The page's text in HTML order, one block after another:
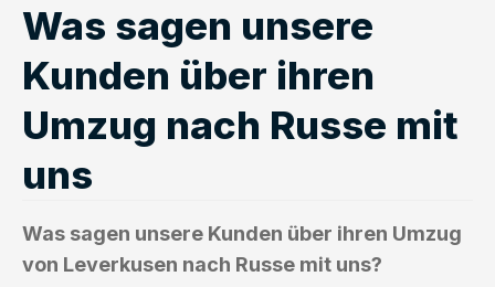
Was sagen unsere
Kunden über ihren
Umzug nach Russe mit
uns
Was sagen unsere Kunden über ihren Umzug
von Leverkusen nach Russe mit uns?